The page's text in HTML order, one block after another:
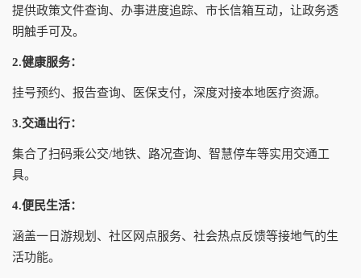
提供政策文件查询、办事进度追踪、市长信箱互动，让政务透
明触手可及。
2.健康服务：
挂号预约、报告查询、医保支付，深度对接本地医疗资源。
3.交通出行：
集合了扫码乘公交/地铁、路况查询、智慧停车等实用交通工
具。
4.便民生活：
涵盖一日游规划、社区网点服务、社会热点反馈等接地气的生
活功能。